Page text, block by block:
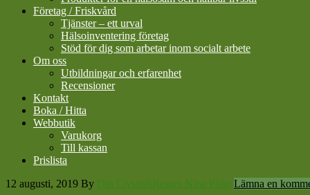
Företag / Friskvård
Tjänster – ett urval
Hälsoinventering företag
Stöd för dig som arbetar inom socialt arbete
Om oss
Utbildningar och erfarenhet
Recensioner
Kontakt
Boka / Hitta
Webbutik
Varukorg
Till kassan
Prislista
12 augusti, 2019 By Din LivsstilsResurs Nina Plato Lämna en